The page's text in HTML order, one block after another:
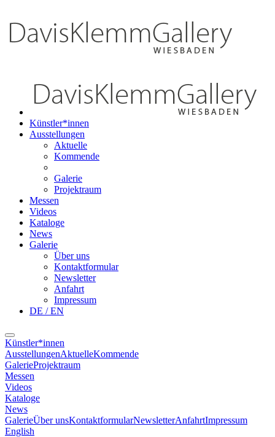
Künstler*innen
Ausstellungen
Aktuelle
Kommende
Galerie
Projektraum
Messen
Videos
Kataloge
News
Galerie
Über uns
Kontaktformular
Newsletter
Anfahrt
Impressum
DE / EN
Künstler*innen
AusstellungenAktuelleKommende
GalerieProjektraum
Messen
Videos
Kataloge
News
GalerieÜber unsKontaktformularNewsletterAnfahrtImpressum
English